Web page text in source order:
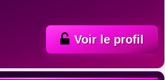
Voir le profil